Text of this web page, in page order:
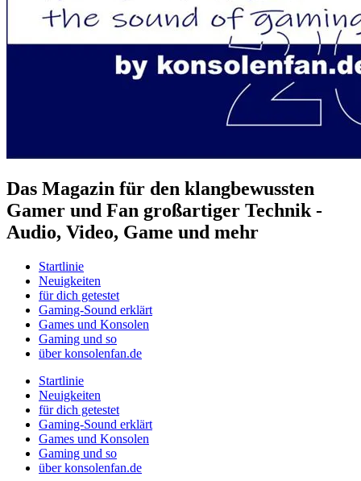
Das Magazin für den klangbewussten
Gamer und Fan großartiger Technik -
Audio, Video, Game und mehr
Startlinie
Neuigkeiten
für dich getestet
Gaming-Sound erklärt
Games und Konsolen
Gaming und so
über konsolenfan.de
Startlinie
Neuigkeiten
für dich getestet
Gaming-Sound erklärt
Games und Konsolen
Gaming und so
über konsolenfan.de